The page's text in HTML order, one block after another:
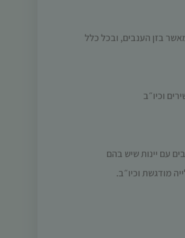
מאשר בזן הענבים, ובכל כלל
וכיו״ב
עם יינות שיש בהם
מודגשת וכיו״ב.